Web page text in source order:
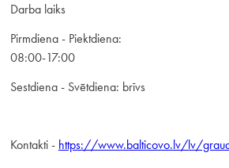
Darba laiks
Pirmdiena - Piektdiena:
08:00-17:00
Sestdiena - Svētdiena: brīvs
Kontakti - https://www.balticovo.lv/lv/